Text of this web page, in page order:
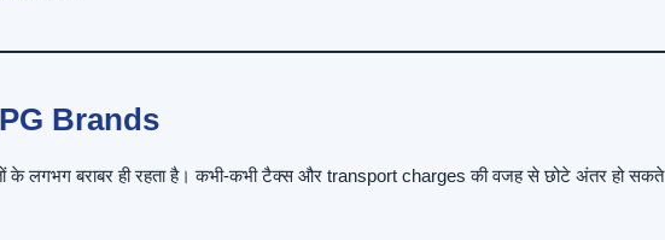
Brands
लगभग बराबर ही रहता है। कभी-कभी टैक्स और transport charges की वजह से छोटे अंतर हो सकते